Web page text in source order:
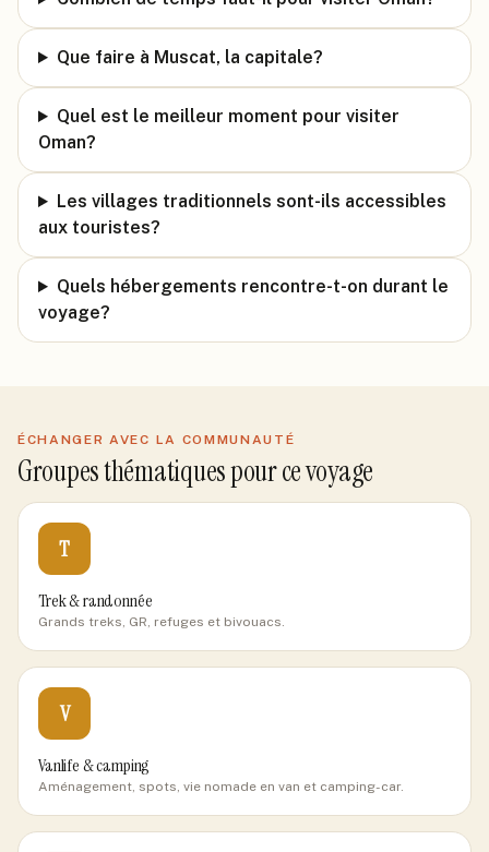
Que faire à Muscat, la capitale?
Quel est le meilleur moment pour visiter
Oman?
Les villages traditionnels sont-ils accessibles
aux touristes?
Quels hébergements rencontre-t-on durant le
voyage?
ÉCHANGER AVEC LA COMMUNAUTÉ
Groupes thématiques pour ce voyage
T
Trek & randonnée
Grands treks, GR, refuges et bivouacs.
V
Vanlife & camping
Aménagement, spots, vie nomade en van et camping-car.